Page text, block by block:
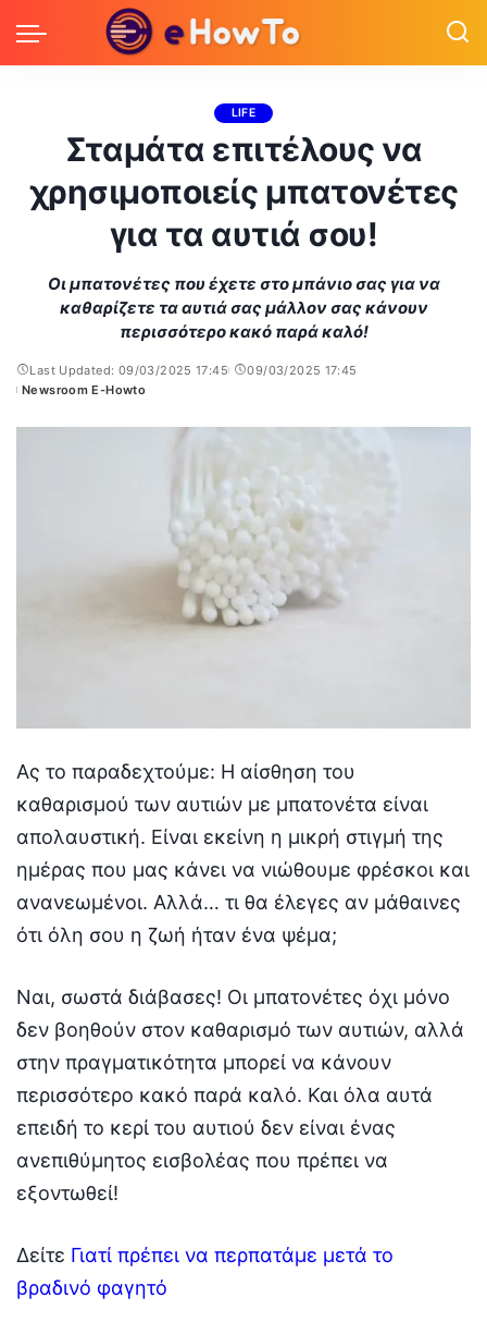
LIFE
Σταμάτα επιτέλους να
χρησιμοποιείς μπατονέτες
για τα αυτιά σου!
Οι μπατονέτες που έχετε στο μπάνιο σας για να
καθαρίζετε τα αυτιά σας μάλλον σας κάνουν
περισσότερο κακό παρά καλό!
Last Updated: 09/03/2025 17:45
09/03/2025 17:45
Posted
Newsroom E-Howto
Ας το παραδεχτούμε: Η αίσθηση του
καθαρισμού των αυτιών με μπατονέτα είναι
απολαυστική. Είναι εκείνη η μικρή στιγμή της
ημέρας που μας κάνει να νιώθουμε φρέσκοι και
ανανεωμένοι. Αλλά… τι θα έλεγες αν μάθαινες
ότι όλη σου η ζωή ήταν ένα ψέμα;
Ναι, σωστά διάβασες! Οι μπατονέτες όχι μόνο
δεν βοηθούν στον καθαρισμό των αυτιών, αλλά
στην πραγματικότητα μπορεί να κάνουν
περισσότερο κακό παρά καλό. Και όλα αυτά
επειδή το κερί του αυτιού δεν είναι ένας
ανεπιθύμητος εισβολέας που πρέπει να
εξοντωθεί!
Δείτε Γιατί πρέπει να περπατάμε μετά το
βραδινό φαγητό